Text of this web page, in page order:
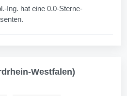
Ing. hat eine 0.0-Sterne-
Westfalen)